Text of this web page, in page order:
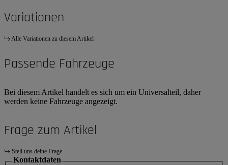
Variationen
Alle Variationen zu diesem Artikel
Passende Fahrzeuge
Bei diesem Artikel handelt es sich um ein Universalteil, daher
werden keine Fahrzeuge angezeigt.
Frage zum Artikel
Stell uns deine Frage
Kontaktdaten